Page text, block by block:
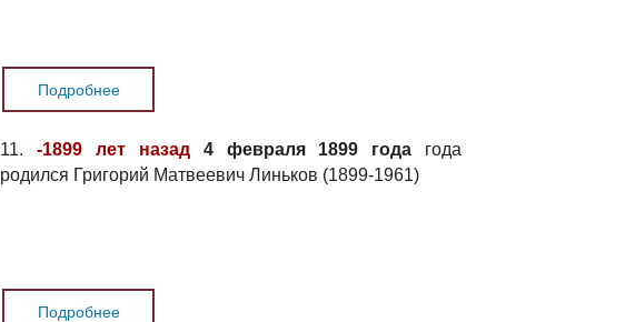
Подробнее
11.-1899 лет назад4 февраля 1899 года года
родился Григорий Матвеевич Линьков (1899-1961)
Подробнее